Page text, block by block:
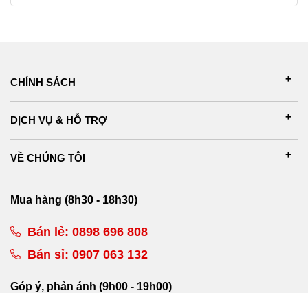
CHÍNH SÁCH
DỊCH VỤ & HỖ TRỢ
VỀ CHÚNG TÔI
Mua hàng (8h30 - 18h30)
Bán lẻ: 0898 696 808
Bán sỉ: 0907 063 132
Góp ý, phản ánh (9h00 - 19h00)